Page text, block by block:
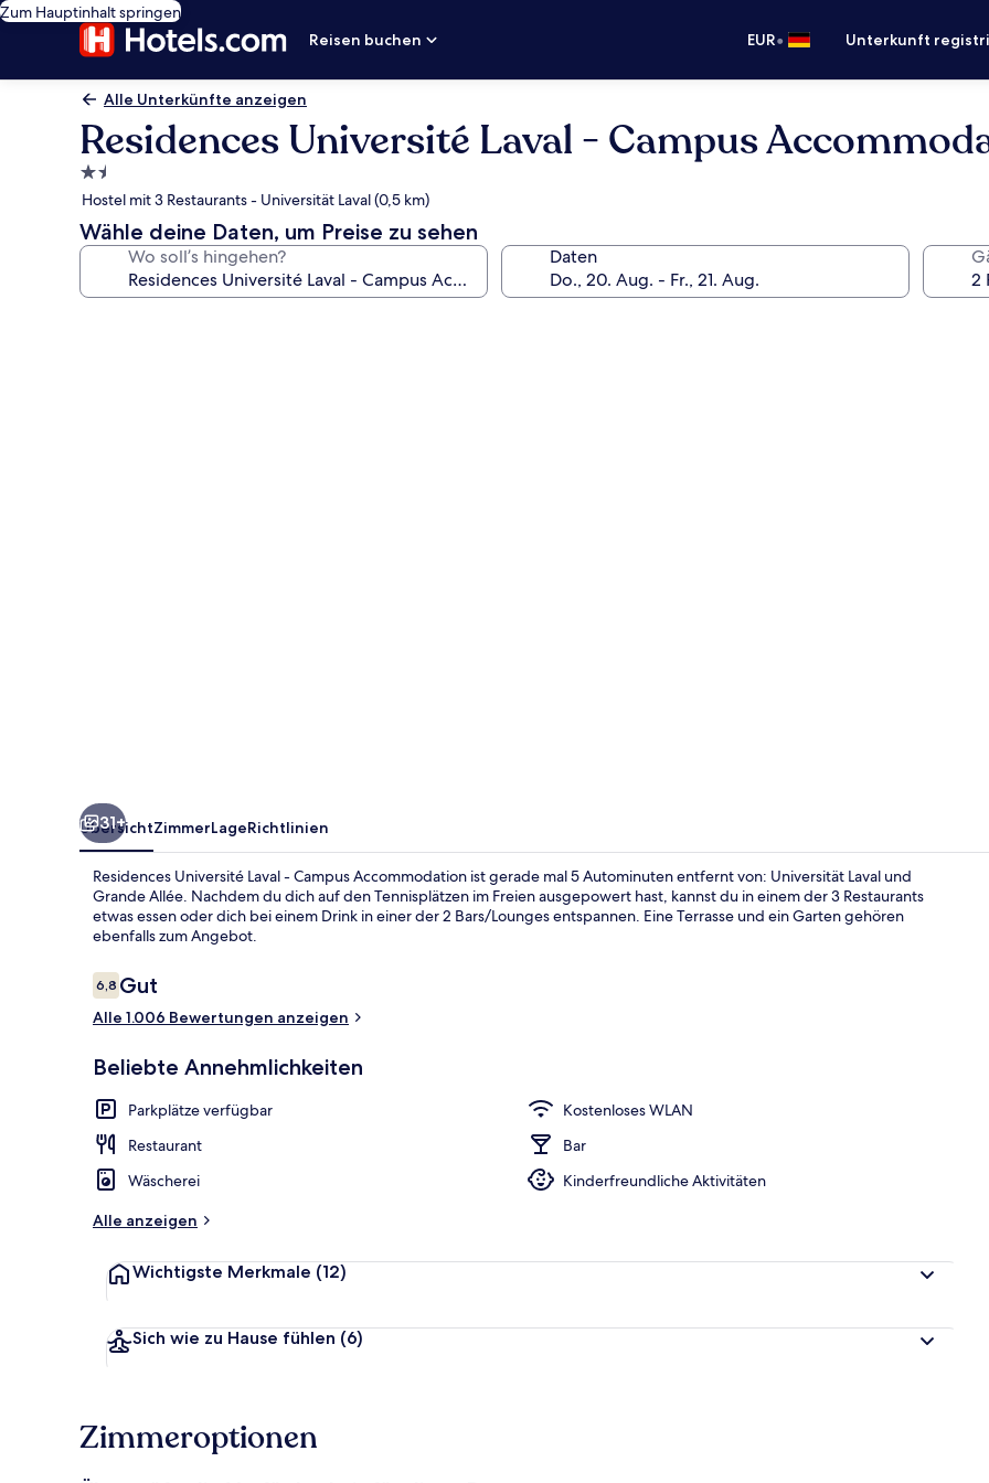
Zum Hauptinhalt springen
Reisen buchen
EUR• Unterkunft
Alle Unterkünfte anzeigen
Residences Université Laval - Campus
1.5-
Sterne-
Unterkunft
Hostel mit 3 Restaurants - Universität Laval (0,5 km)
Wähle deine Daten, um Preise zu sehen
Wo soll’s hingehen? Daten
Zimmer, 1
31+
ÜbersichtZimmerLageRichtlinien
Residences Université Laval - Campus Accommodation ist gerade mal 5 Autominuten entfernt von: Universität Laval und
Grande Allée. Nachdem du dich auf den Tennisplätzen im Freien ausgepowert hast, kannst du in einem der 3 Restaurants
etwas essen oder dich bei einem Drink in einer der 2 Bars/Lounges entspannen. Eine Terrasse und ein Garten gehören
ebenfalls zum Angebot.
Bewertungen
6,86,8 von 10.
Gut
Alle 1.006 Bewertungen anzeigen
Beliebte Annehmlichkeiten
Parkplätze verfügbar
Kostenloses WLAN
Restaurant
Bar
Wäscherei
Kinderfreundliche Aktivitäten
Alle anzeigen
Wichtigste Merkmale (12)
Sich wie zu Hause fühlen (6)
Zimmeroptionen